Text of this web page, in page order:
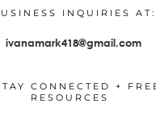
INQUIRIES AT:
ivanamark418@gmail.com
CONNECTED +
RESOURCES